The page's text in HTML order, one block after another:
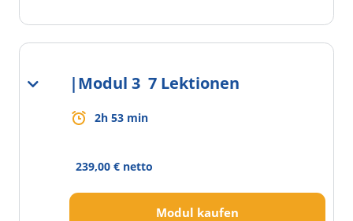
Modul 3
| 7 Lektionen
2h 53 min
239,00 € netto
Modul kaufen